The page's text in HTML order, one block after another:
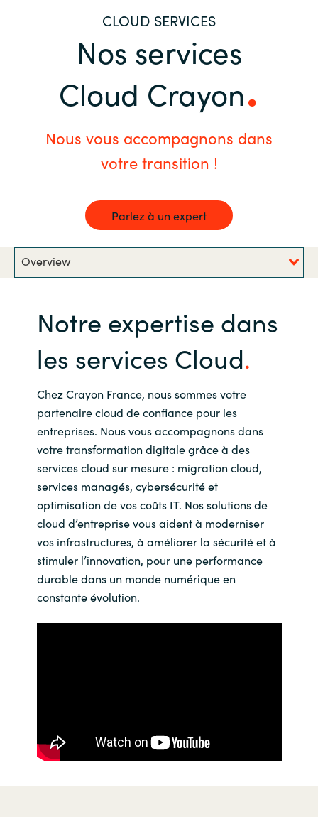
Bulgaria
Czechia
Denmark
Finland
France
Kingdom of Saudi Arabia
Kuwait
Latvia
Lithuania
Malaysia
Middle East
Philippines
Nous contacter
Carrières
Nos services
Cloud Crayon
CLOUD SERVICES
Nous vous accompagnons dans
votre transition !
Parlez à un expert
Overview
Notre expertise dans
les services Cloud
Chez Crayon France, nous sommes votre
partenaire cloud de confiance pour les
entreprises. Nous vous accompagnons dans
votre transformation digitale grâce à des
services cloud sur mesure : migration cloud,
services managés, cybersécurité et
optimisation de vos coûts IT. Nos solutions de
cloud d’entreprise vous aident à moderniser
vos infrastructures, à améliorer la sécurité et à
stimuler l’innovation, pour une performance
durable dans un monde numérique en
constante évolution.